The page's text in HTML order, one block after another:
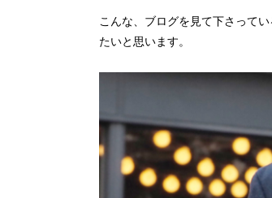
こんな、ブログを見て下さって
たいと思います。